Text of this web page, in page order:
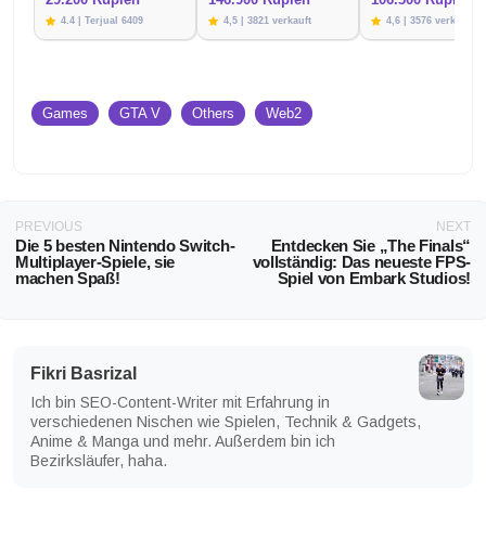
4.4 | Terjual 6409 4,5 | 3821 verkauft 4,6 | 3576 verkauft
Games GTA V Others Web2
PREVIOUS
Die 5 besten Nintendo Switch-
Multiplayer-Spiele, sie
machen Spaß!
NEXT
Entdecken Sie „The Finals“
vollständig: Das neueste FPS-
Spiel von Embark Studios!
Fikri Basrizal
Ich bin SEO-Content-Writer mit Erfahrung in
verschiedenen Nischen wie Spielen, Technik & Gadgets,
Anime & Manga und mehr. Außerdem bin ich
Bezirksläufer, haha.